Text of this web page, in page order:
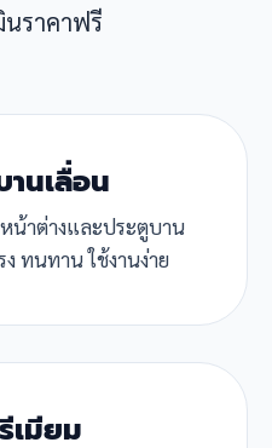
นราคาฟรี
นเลื่อน
น้าต่างและประตูบาน
ทนทาน ใช้งานง่าย
เมียม